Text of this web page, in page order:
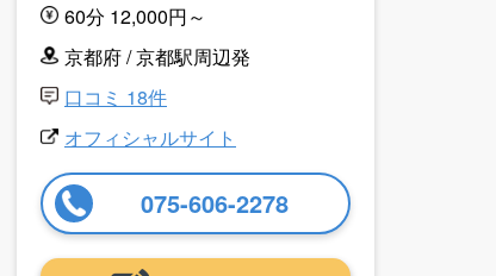
60分 12,000円～
京都府 / 京都駅周辺発
口コミ 18件
オフィシャルサイト
075-606-2278